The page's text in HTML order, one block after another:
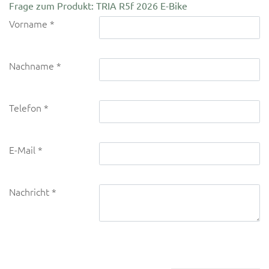
Frage zum Produkt: TRIA R5f 2026 E-Bike
Vorname
Nachname
Telefon
E-Mail
Nachricht